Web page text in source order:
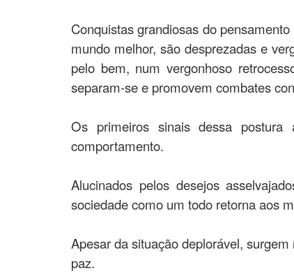
Conquistas grandiosas do
mundo melhor, são desprezadas e
pelo bem, num vergonhoso
separam-se e promovem combates
Os primeiros sinais dessa postura
comportamento.
Alucinados pelos desejos
sociedade como um todo retorna aos
Apesar da situação deplorável,
paz.